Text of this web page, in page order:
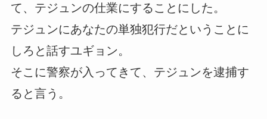
て、テジュンの仕業にすることにした。
テジュンにあなたの単独犯行だということに
しろと話すユギョン。
そこに警察が入ってきて、テジュンを逮捕す
ると言う。